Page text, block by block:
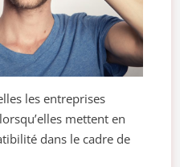
les entreprises
mettent en
dans le cadre de